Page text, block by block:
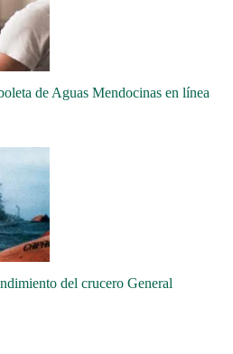
de Aguas Mendocinas en línea
del crucero General